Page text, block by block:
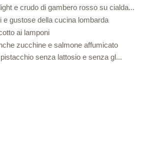
e crudo di gambero rosso su cialda...
e gustose della cucina lombarda
ai lamponi
zucchine e salmone affumicato
senza lattosio e senza gl...